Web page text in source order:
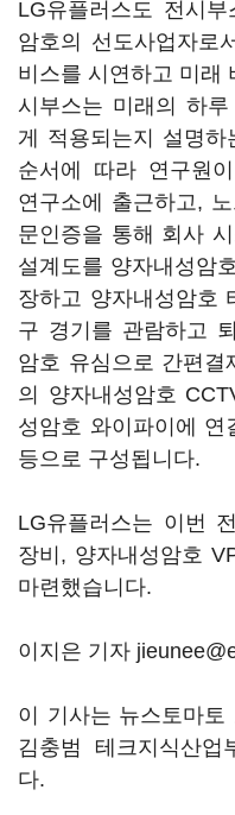
LG유플러스도 전시
암호의 선도사업자로
비스를 시연하고 미래
시부스는 미래의 하
게 적용되는지 설명
순서에 따라 연구원
연구소에 출근하고,
문인증을 통해 회사
설계도를 양자내성암
장하고 양자내성암호
구 경기를 관람하고
암호 유심으로 간편
의 양자내성암호
성암호 와이파이에
등으로 구성됩니다.
LG유플러스는 이번
장비, 양자내성암호
마련했습니다.
이지은 기자
이 기사는 뉴스토마
김충범 테크지식산업
다.